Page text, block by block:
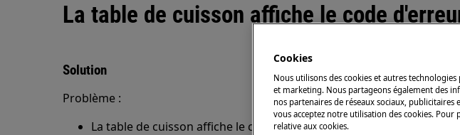
La table de cuisson affiche le code
Solution
Problème :
La table de cuisson affiche le code d'erreur E0/ E1
Cookies
Nous utilisons des cookies et autres
et marketing. Nous partageons également des
nos partenaires de réseaux sociaux, publicitaires
vous acceptez notre utilisation des cookies.
relative aux cookies.